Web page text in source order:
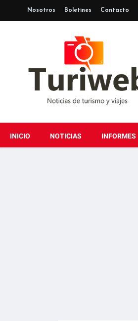
Nosotros Boletines Contacto
INICIO NOTICIAS INFORMES